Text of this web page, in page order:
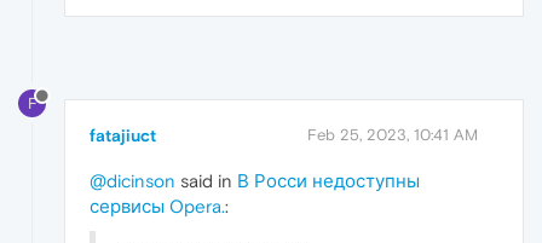
F
fatajiuct Feb 25, 2023, 10:41 AM
@dicinson said in В Росси недоступны
сервисы Opera.: